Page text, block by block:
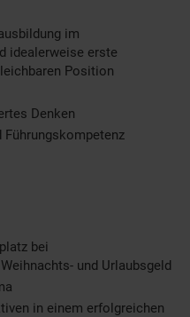
im
idealerweise erste
Position
Denken
Führungskompetenz
bei
und Urlaubsgeld
in einem erfolgreichen